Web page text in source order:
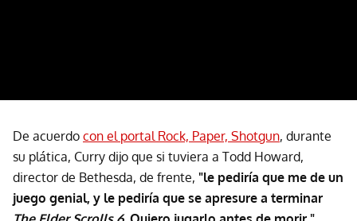
De acuerdo con el portal Rock, Paper, Shotgun, durante
su plática, Curry dijo que si tuviera a Todd Howard,
director de Bethesda, de frente, "le pediría que me de un
juego genial, y le pediría que se apresure a terminar